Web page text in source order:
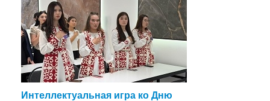
Интеллектуальная игра ко Дню